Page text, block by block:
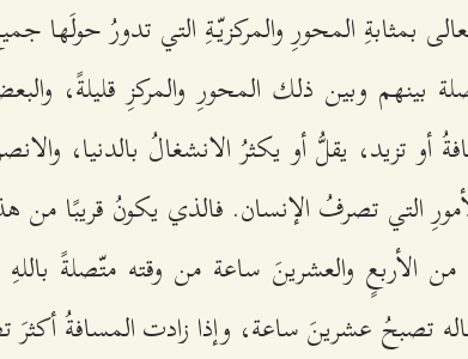
بمثابةِ المحورِ والمركزيّةِ التي تدورُ حولَها
بينهم وبين ذلك المحورِ والمركزِ قليلةً،
أو تزيد، يقلُّ أو يكثرُ الانشغالُ بالدنيا،
التي تصرفُ الإنسان. فالذي يكونُ قريبًا
الأربعٍ والعشرينَ ساعة من وقته متّصلةً باللهِ
تصبحُ عشرينَ ساعة، وإذا زادت المسافةُ